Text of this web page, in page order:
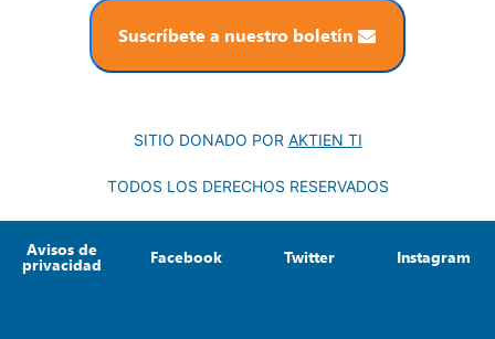
Suscríbete a nuestro boletín
SITIO DONADO POR AKTIEN TI
TODOS LOS DERECHOS RESERVADOS
Avisos de
privacidad Facebook Twitter Instagram